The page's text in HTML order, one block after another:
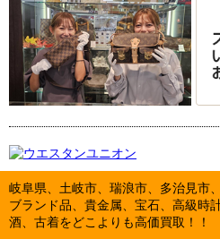
岐阜県、土岐市、瑞浪市、多治見市
ブランド品、貴金属、宝石、高級時
酒、古着をどこよりも高価買取！！